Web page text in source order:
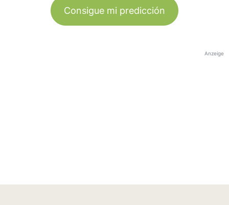
Consigue mi predicción
Anzeige